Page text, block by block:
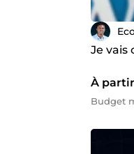
Je vais
À partir
Budget